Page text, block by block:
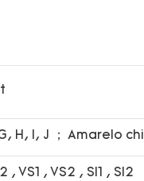
H, I, J ； Amarelo
, VS1 , VS2 , SI1 , SI2